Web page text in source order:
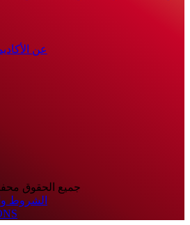
عن
جميع الحقوق
الشروط